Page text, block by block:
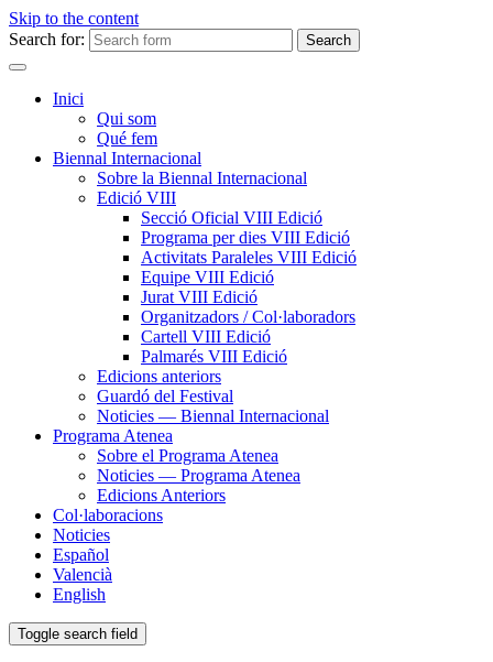
Skip to the content
Search for:
Inici
Qui som
Qué fem
Biennal Internacional
Sobre la Biennal Internacional
Edició VIII
Secció Oficial VIII Edició
Programa per dies VIII Edició
Activitats Paraleles VIII Edició
Equipe VIII Edició
Jurat VIII Edició
Organitzadors / Col·laboradors
Cartell VIII Edició
Palmarés VIII Edició
Edicions anteriors
Guardó del Festival
Noticies — Biennal Internacional
Programa Atenea
Sobre el Programa Atenea
Noticies — Programa Atenea
Edicions Anteriors
Col·laboracions
Noticies
Español
Valencià
English
Toggle search field